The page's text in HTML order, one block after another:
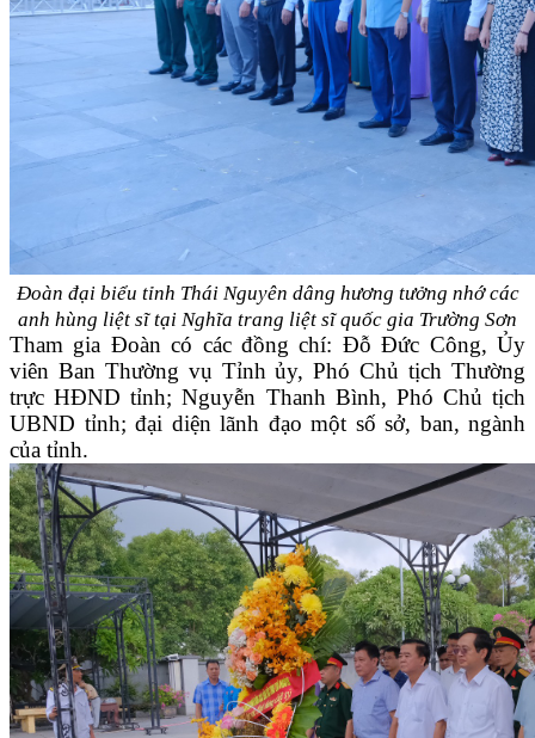
Đoàn đại biểu tỉnh Thái Nguyên dâng hương tưởng nhớ các
anh hùng liệt sĩ tại Nghĩa trang liệt sĩ quốc gia Trường Sơn
Tham gia Đoàn có các đồng chí: Đỗ Đức Công, Ủy
viên Ban Thường vụ Tỉnh ủy, Phó Chủ tịch Thường
trực HĐND tỉnh; Nguyễn Thanh Bình, Phó Chủ tịch
UBND tỉnh; đại diện lãnh đạo một số sở, ban, ngành
của tỉnh.